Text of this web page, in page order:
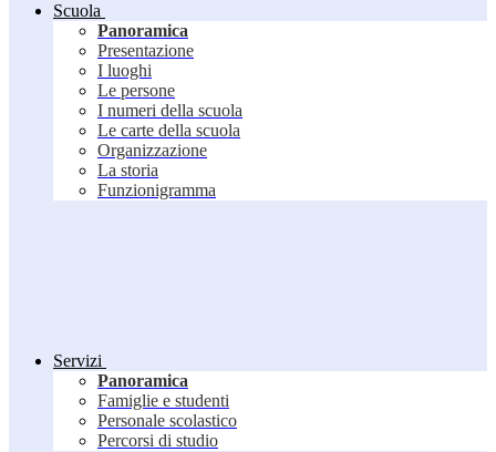
Scuola
Panoramica
Presentazione
I luoghi
Le persone
I numeri della scuola
Le carte della scuola
Organizzazione
La storia
Funzionigramma
Servizi
Panoramica
Famiglie e studenti
Personale scolastico
Percorsi di studio